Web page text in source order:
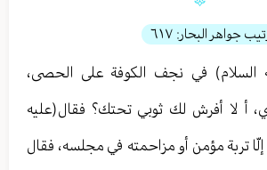
جواهر البحار: ٦١٧
السلام) في نجف الكوفة على الحصى،
أ لا أفرش لك ثوبي تحتك؟ فقال(عليه
تربة مؤمن أو مزاحمته في مجلسه، فقال